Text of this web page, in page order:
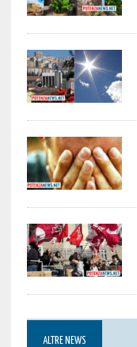
ALTRE NEWS